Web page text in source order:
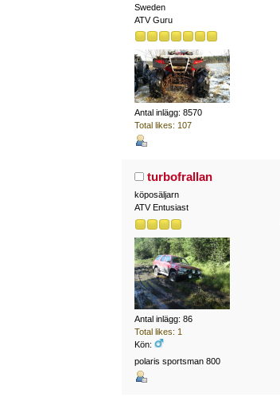
Sweden
ATV Guru
Antal inlägg: 8570
Total likes: 107
turbofrallan
köposäljarn
ATV Entusiast
Antal inlägg: 86
Total likes: 1
Kön:
polaris sportsman 800